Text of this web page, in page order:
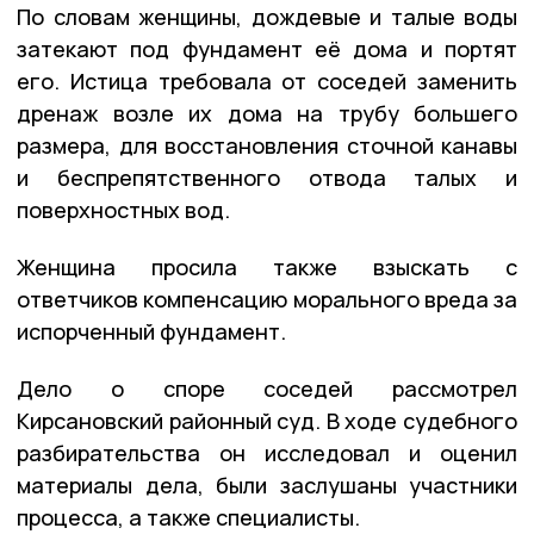
По словам женщины, дождевые и талые воды
затекают под фундамент её дома и портят
его. Истица требовала от соседей заменить
дренаж возле их дома на трубу большего
размера, для восстановления сточной канавы
и беспрепятственного отвода талых и
поверхностных вод.
Женщина просила также взыскать с
ответчиков компенсацию морального вреда за
испорченный фундамент.
Дело о споре соседей рассмотрел
Кирсановский районный суд. В ходе судебного
разбирательства он исследовал и оценил
материалы дела, были заслушаны участники
процесса, а также специалисты.